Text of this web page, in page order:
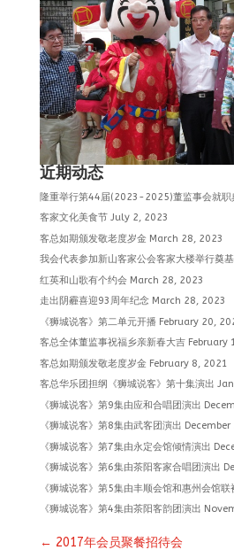
近期动态
隆重举行第44届(2023-2025)董监事会就职
客家文化美食节 July 2, 2023
客总如期颁发敬老度岁金 March 28, 2023
我会代表参加新山客家公会客家大楼举行奠
红英和山歌有个约会 March 28, 2023
走出阴霾喜迎93周年纪念 March 28, 2023
《狮城说客》第二单元开播 February 20,
客总全体董监事祝福乡亲新春大吉 February
客总如期颁发敬老度岁金 February 8, 2021
客总华乐团担纲《狮城说客》第十集演出
《狮城说客》第9集由应和合唱团演出
《狮城说客》第8集由武客团演出
《狮城说客》第7集由永定会馆倾情演出
《狮城说客》第6集由茶阳客家合唱团演出
《狮城说客》第5集由丰顺会馆和惠州会馆联
《狮城说客》第4集由茶阳客韵团演出
← 2017年会员聚餐招待会